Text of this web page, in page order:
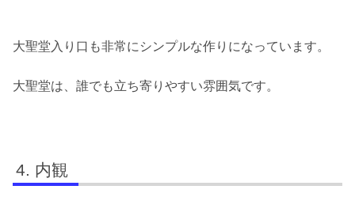
大聖堂入り口も非常にシンプルな作りになっています。
大聖堂は、誰でも立ち寄りやすい雰囲気です。
内観